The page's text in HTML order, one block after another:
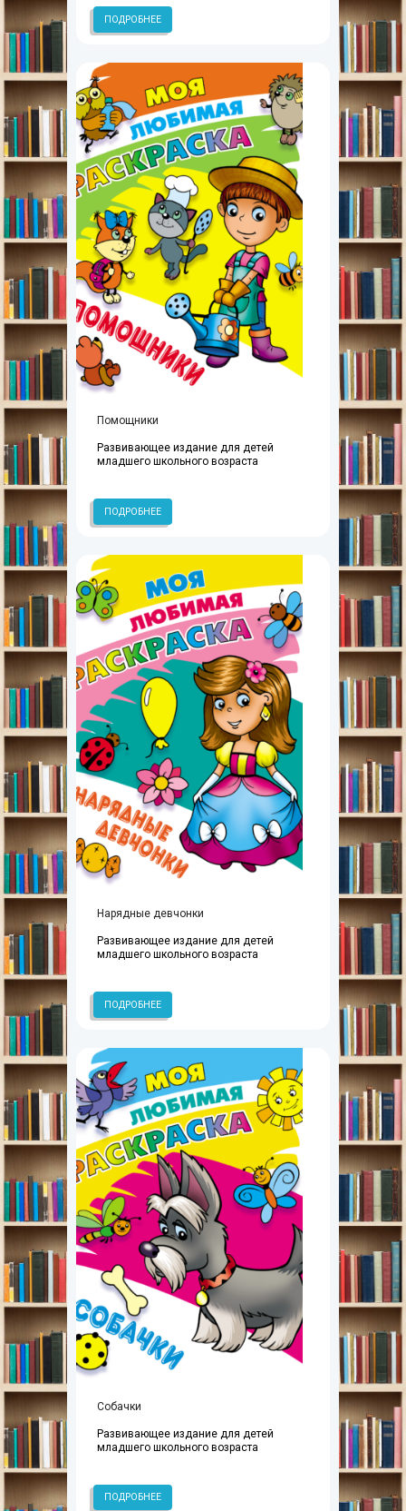
ПОДРОБНЕЕ
Помощники
Развивающее издание для детей
младшего школьного возраста
ПОДРОБНЕЕ
Нарядные девчонки
Развивающее издание для детей
младшего школьного возраста
ПОДРОБНЕЕ
Собачки
Развивающее издание для детей
младшего школьного возраста
ПОДРОБНЕЕ